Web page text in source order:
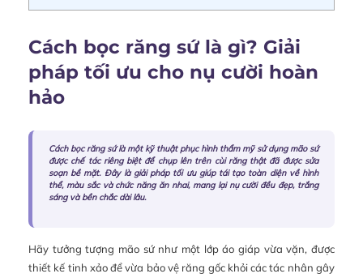
Cách bọc răng sứ là gì? Giải
pháp tối ưu cho nụ cười hoàn
hảo
Cách bọc răng sứ là một kỹ thuật phục hình thẩm mỹ sử dụng mão sứ
được chế tác riêng biệt để chụp lên trên cùi răng thật đã được sửa
soạn bề mặt. Đây là giải pháp tối ưu giúp tái tạo toàn diện về hình
thể, màu sắc và chức năng ăn nhai, mang lại nụ cười đều đẹp, trắng
sáng và bền chắc dài lâu.
Hãy tưởng tượng mão sứ như một lớp áo giáp vừa vặn, được
thiết kế tinh xảo để vừa bảo vệ răng gốc khỏi các tác nhân gây